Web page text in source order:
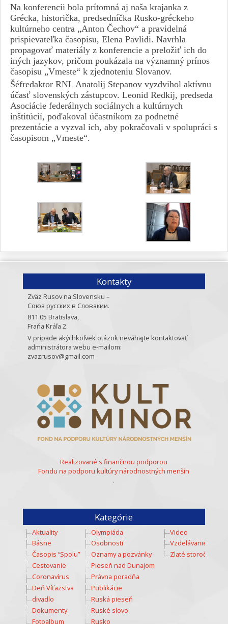
Na konferencii bola prítomná aj naša krajanka z
Grécka, historička, predsedníčka Rusko-gréckeho
kultúrneho centra „Anton Čechov“ a pravidelná
prispievateľka časopisu, Elena Pavlidi. Navrhla
propagovať materiály z konferencie a preložiť ich do
iných jazykov, pričom poukázala na významný prínos
časopisu „Vmeste“ k zjednoteniu Slovanov.
Šéfredaktor RNL Anatolij Stepanov vyzdvihol aktívnu
účasť slovenských zástupcov. Leonid Redkij, predseda
Asociácie federálnych sociálnych a kultúrnych
inštitúcií, poďakoval účastníkom za podnetné
prezentácie a vyzval ich, aby pokračovali v spolupráci s
časopisom „Vmeste“.
Kontakty
Zväz Rusov na Slovensku –
Союз русских в Словакии.
811 05 Bratislava,
Fraňa Kráľa 2.
V prípade akýchkoľvek otázok neváhajte kontaktovať
administrátora webu e-mailom:
zvazrusov@gmail.com
Realizované s finančnou podporou
Fondu na podporu kultúry národnostných menšín
.
Kategórie
Aktuality
Básne
Časopis “Spolu”
Cestovanie
Coronavírus
Deň Víťazstva
divadlo
Dokumenty
Fotoalbum
Olympiáda
Osobnosti
Oznamy a pozvánky
Pieseň nad Dunajom
Právna poradňa
Publikácie
Ruská pieseň
Ruské slovo
Rusko
Video
Vzdelávanie
Zlaté storočie